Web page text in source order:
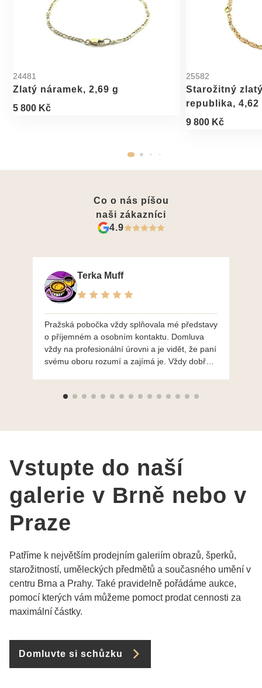
24481
Zlatý náramek, 2,69 g
5 800 Kč
25582
Starožitný
republika, 4,62
9 800 Kč
Co o nás píšou
naši zákazníci
4.9
Terka Muff
Pražská pobočka vždy splňovala mé představy
o příjemném a osobním kontaktu. Domluva
vždy na profesionální úrovni a je vidět, že paní
svému oboru rozumí a zajímá je. Vždy dobře a
výběru, jak už bylo napsáno - na požádání
Vstupte do naší
galerie v Brně nebo v
Praze
Patříme k největším prodejním galeriím obrazů, šperků,
starožitností, uměleckých předmětů a současného umění v
centru Brna a Prahy. Také pravidelně pořádáme aukce,
pomocí kterých vám můžeme pomoct prodat cennosti za
maximální částky.
Domluvte si schůzku